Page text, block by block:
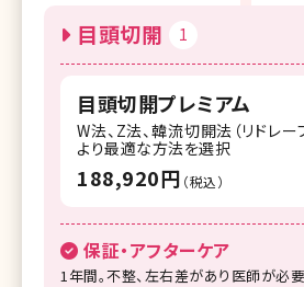
目頭切開 1
目頭切開プレミアム
W法、Z法、韓流切開法（リドレ
より最適な方法を選択
188,920円 （税込）
保証・アフターケア
1年間。不整、左右差があり医師が必